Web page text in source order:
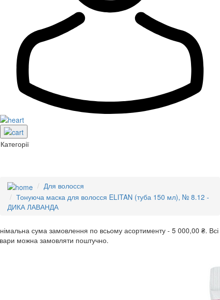
Категорії
Для волосся
Тонуюча маска для волосся ELITAN (туба 150 мл), № 8.12 -
ДИКА ЛАВАНДА
сума замовлення по всьому асортименту - 5 000,00 ₴. Всі
можна замовляти поштучно.